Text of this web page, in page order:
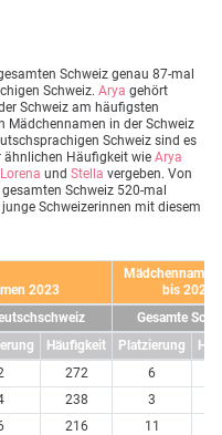
Schweiz genau 87-mal
Schweiz. Arya gehört
Schweiz am häufigsten
Mädchennamen in der Schweiz
Schweiz sind es
ähnlichen Häufigkeit wie Arya
Lorena und Stella vergeben. Von
gesamten Schweiz 520-mal
Schweizerinnen mit diesem
2023
Mädchennamen
bis 2023
Gesamte
Häufigkeit Platzierung
272 6
238 3
216 11